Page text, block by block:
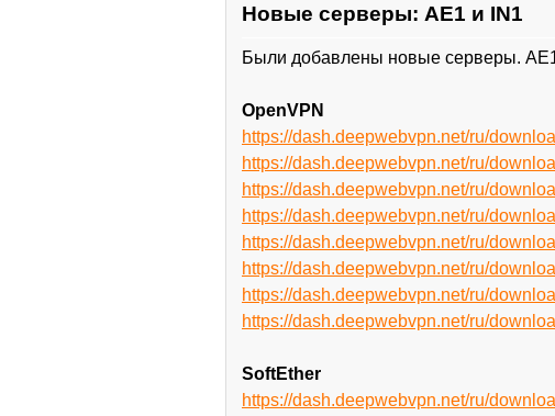
Новые серверы: AE1 и IN1
Были добавлены новые серверы.
OpenVPN
https://dash.deepwebvpn.net/ru/
https://dash.deepwebvpn.net/ru/
https://dash.deepwebvpn.net/ru/
https://dash.deepwebvpn.net/ru/
https://dash.deepwebvpn.net/ru/
https://dash.deepwebvpn.net/ru/
https://dash.deepwebvpn.net/ru/
https://dash.deepwebvpn.net/ru/
SoftEther
https://dash.deepwebvpn.net/ru/